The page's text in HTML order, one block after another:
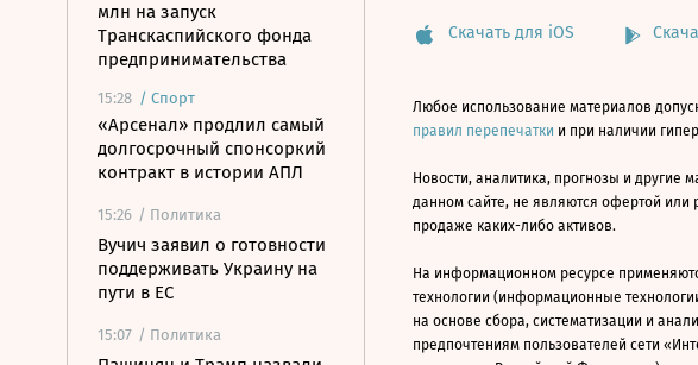
млн на запуск
Транскаспийского фонда
предпринимательства
15:28 / Спорт
«Арсенал» продлил самый
долгосрочный спонсоркий
контракт в истории АПЛ
15:26 / Политика
Вучич заявил о готовности
поддерживать Украину на
пути в ЕС
15:07 / Политика
Скачать для iOS
Любое использование материалов
правил перепечатки и при наличии
Новости, аналитика, прогнозы и другие
данном сайте, не являются офертой или
продаже каких-либо активов.
На информационном ресурсе
технологии (информационные
на основе сбора, систематизации и
предпочтениям пользователей сети